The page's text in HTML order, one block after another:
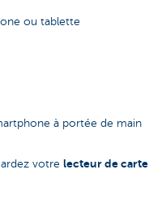
ou tablette
à portée de main
votre lecteur de carte